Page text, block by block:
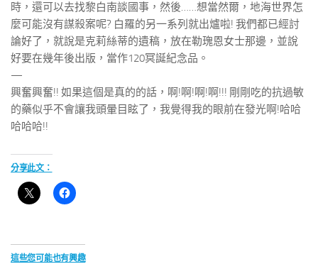
時，還可以去找黎白南談國事，然後……想當然爾，地海世界怎
麼可能沒有謀殺案呢? 白羅的另一系列就出爐啦! 我們都已經討
論好了，就說是克莉絲蒂的遺稿，放在勒瑰恩女士那邊，並說
好要在幾年後出版，當作120冥誕紀念品。
—
興奮興奮!! 如果這個是真的的話，啊!啊!啊!啊!!! 剛剛吃的抗過敏
的藥似乎不會讓我頭暈目眩了，我覺得我的眼前在發光啊!哈哈
哈哈哈!!
分享此文：
這些您可能也有興趣